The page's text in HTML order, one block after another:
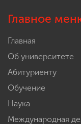
Главное
Главная
Об университете
Абитуриенту
Обучение
Наука
Международная